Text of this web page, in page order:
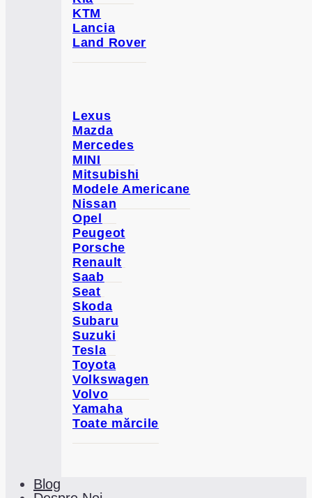
KTM
Lancia
Land Rover
Lexus
Mazda
Mercedes
MINI
Mitsubishi
Modele Americane
Nissan
Opel
Peugeot
Porsche
Renault
Saab
Seat
Skoda
Subaru
Suzuki
Tesla
Toyota
Volkswagen
Volvo
Yamaha
Toate mărcile
Blog